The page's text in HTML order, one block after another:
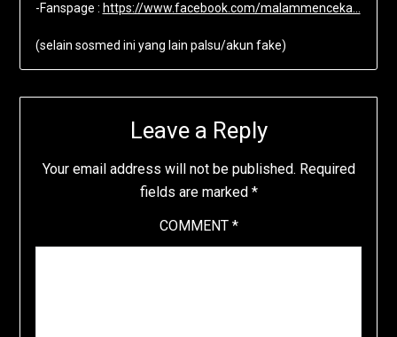
-Fanspage : https://www.facebook.com/malammenceka…
(selain sosmed ini yang lain palsu/akun fake)
Leave a Reply
Your email address will not be published. Required
fields are marked *
COMMENT *